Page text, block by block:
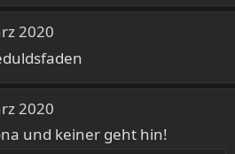
2020
2020
und keiner geht hin!